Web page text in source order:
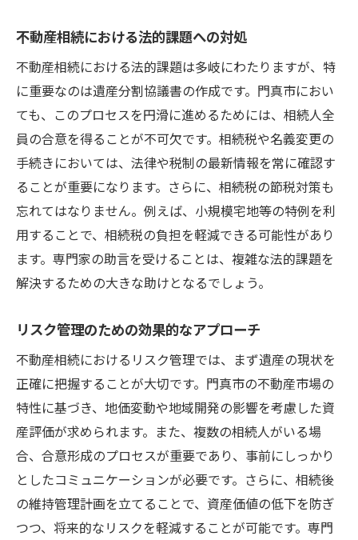
不動産相続における法的課題への対処
不動産相続における法的課題は多岐にわたりますが、特
に重要なのは遺産分割協議書の作成です。門真市におい
ても、このプロセスを円滑に進めるためには、相続人全
員の合意を得ることが不可欠です。相続税や名義変更の
手続きにおいては、法律や税制の最新情報を常に確認す
ることが重要になります。さらに、相続税の節税対策も
忘れてはなりません。例えば、小規模宅地等の特例を利
用することで、相続税の負担を軽減できる可能性があり
ます。専門家の助言を受けることは、複雑な法的課題を
解決するための大きな助けとなるでしょう。
リスク管理のための効果的なアプローチ
不動産相続におけるリスク管理では、まず遺産の現状を
正確に把握することが大切です。門真市の不動産市場の
特性に基づき、地価変動や地域開発の影響を考慮した資
産評価が求められます。また、複数の相続人がいる場
合、合意形成のプロセスが重要であり、事前にしっかり
としたコミュニケーションが必要です。さらに、相続後
の維持管理計画を立てることで、資産価値の低下を防ぎ
つつ、将来的なリスクを軽減することが可能です。専門